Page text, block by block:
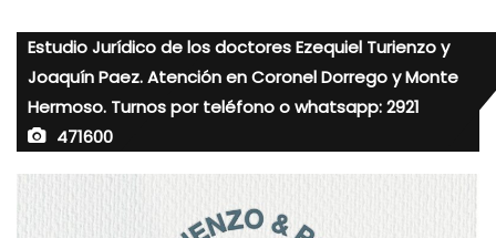
Estudio Jurídico de los doctores Ezequiel Turienzo y
Joaquín Paez. Atención en Coronel Dorrego y Monte
Hermoso. Turnos por teléfono o whatsapp: 2921
471600